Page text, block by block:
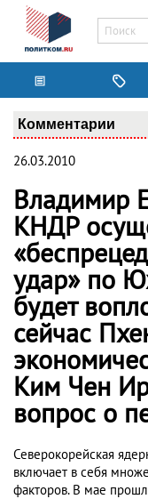
Комментарии
26.03.2010
Владимир
КНДР
удар» по
будет
сейчас
Ким Чен
вопрос о
Северокорейская
включает в себя
факторов. В мае